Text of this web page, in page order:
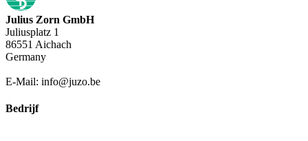
Julius Zorn GmbH
Juliusplatz 1
86551 Aichach
Germany
E-Mail: info@juzo.be
Bedrijf